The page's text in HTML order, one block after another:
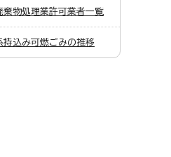
棄物処理業許可業者一覧
持込み可燃ごみの推移